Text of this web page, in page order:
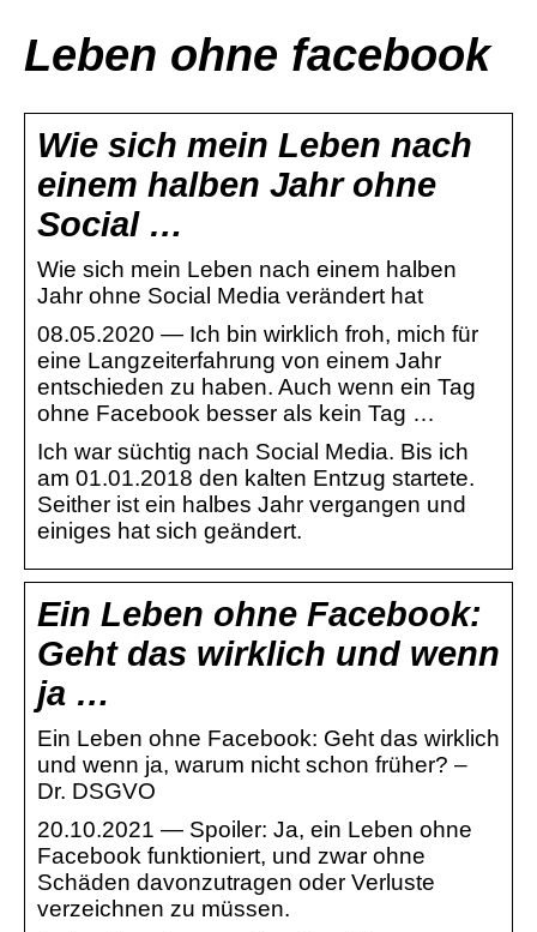
Leben ohne facebook
Wie sich mein Leben nach
einem halben Jahr ohne
Social …
Wie sich mein Leben nach einem halben
Jahr ohne Social Media verändert hat
08.05.2020 — Ich bin wirklich froh, mich für
eine Langzeiterfahrung von einem Jahr
entschieden zu haben. Auch wenn ein Tag
ohne Facebook besser als kein Tag …
Ich war süchtig nach Social Media. Bis ich
am 01.01.2018 den kalten Entzug startete.
Seither ist ein halbes Jahr vergangen und
einiges hat sich geändert.
Ein Leben ohne Facebook:
Geht das wirklich und wenn
ja …
Ein Leben ohne Facebook: Geht das wirklich
und wenn ja, warum nicht schon früher? –
Dr. DSGVO
20.10.2021 — Spoiler: Ja, ein Leben ohne
Facebook funktioniert, und zwar ohne
Schäden davonzutragen oder Verluste
verzeichnen zu müssen.